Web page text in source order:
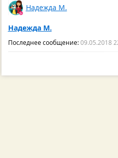
Надежда М.
Надежда М.
Последнее сообщение:09.05.2018